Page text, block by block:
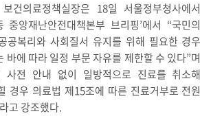
건의료정책실장은 18일 서울정부청사에서
중앙재난안전대책본부 브리핑’에서 “국민의
공복리와 사회질서 유지를 위해 필요한 경우
바에 따라 일정 부문 자유를 제한할 수 있다”며
사전 안내 없이 일방적으로 진료를 취소해
경우 의료법 제15조에 따른 진료거부로 전원
고 강조했다.